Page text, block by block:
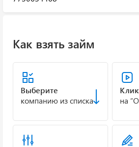
Как взять займ
Выберите
компанию из списка
на